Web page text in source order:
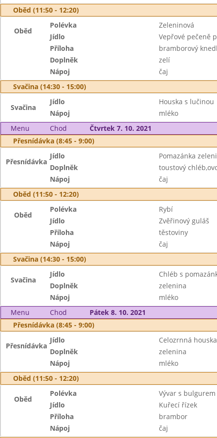
Oběd (11:50 - 12:20)
Oběd
Polévka
Zeleninová
Jídlo
Vepřové pečeně
Příloha
bramborový
Doplněk
zelí
Nápoj
čaj
Svačina (14:30 - 15:00)
Svačina
Jídlo
Houska s lučinou
Nápoj
mléko
Menu
Chod
Čtvrtek 7. 10. 2021
Přesnídávka (8:45 - 9:00)
Přesnídávka
Jídlo
Pomazánka
Doplněk
toustový
Nápoj
čaj
Oběd (11:50 - 12:20)
Oběd
Polévka
Rybí
Jídlo
Zvěřinový guláš
Příloha
těstoviny
Nápoj
čaj
Svačina (14:30 - 15:00)
Svačina
Jídlo
Chléb s
Doplněk
zelenina
Nápoj
mléko
Menu
Chod
Pátek 8. 10. 2021
Přesnídávka (8:45 - 9:00)
Přesnídávka
Jídlo
Celozrnná
Doplněk
zelenina
Nápoj
mléko
Oběd (11:50 - 12:20)
Oběd
Polévka
Vývar s bulgurem
Jídlo
Kuřecí řízek
Příloha
brambor
Nápoj
čaj